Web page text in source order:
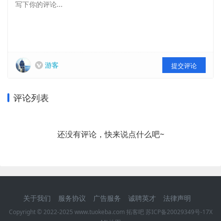
游客 提交评论
评论列表
还没有评论，快来说点什么吧~
关于我们 服务协议 广告服务 诚聘英才 法律声明
Copyright © 2022-2025 www.tuokeba.com 拓客吧 苏ICP备20029349号-17X